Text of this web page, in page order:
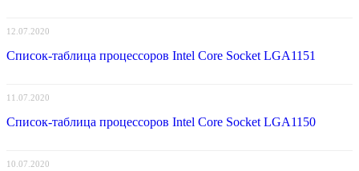
12.07.2020
Список-таблица процессоров Intel Core Socket LGA1151
11.07.2020
Список-таблица процессоров Intel Core Socket LGA1150
10.07.2020